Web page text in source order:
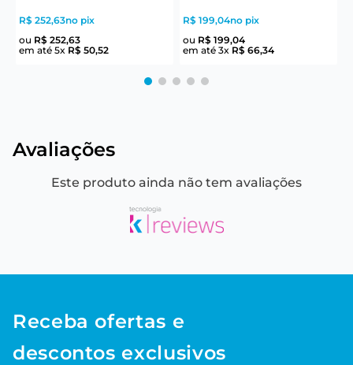
R$ 252,63no pix
ou R$ 252,63
em até 5x R$ 50,52
R$ 199,04no pix
ou R$ 199,04
em até 3x R$ 66,34
Avaliações
Este produto ainda não tem avaliações
Receba ofertas e
descontos exclusivos